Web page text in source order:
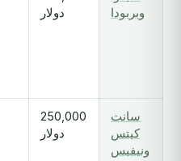
وبربودا
دولار
سانت
كيتس
ونيفيس
250,000
دولار